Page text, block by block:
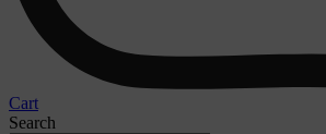
Cart
Search